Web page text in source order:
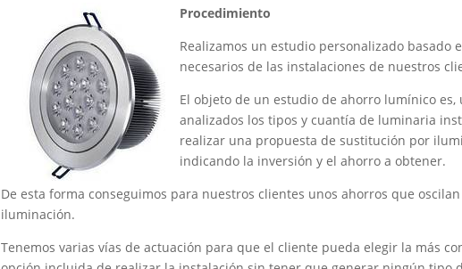
Procedimiento
Realizamos un estudio personalizado basado
necesarios de las instalaciones de nuestros
El objeto de un estudio de ahorro lumínico es,
analizados los tipos y cuantía de luminaria
realizar una propuesta de sustitución por
indicando la inversión y el ahorro a obtener.
De esta forma conseguimos para nuestros clientes unos ahorros que
iluminación.
Tenemos varias vías de actuación para que el cliente pueda elegir la más